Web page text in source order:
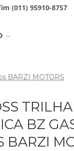
(011) 95910-8757
BARZI MOTORS
BZ
BARZI